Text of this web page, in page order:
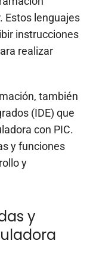
Estos lenguajes
instrucciones
realizar
también
(IDE) que
con PIC.
y funciones
y
y